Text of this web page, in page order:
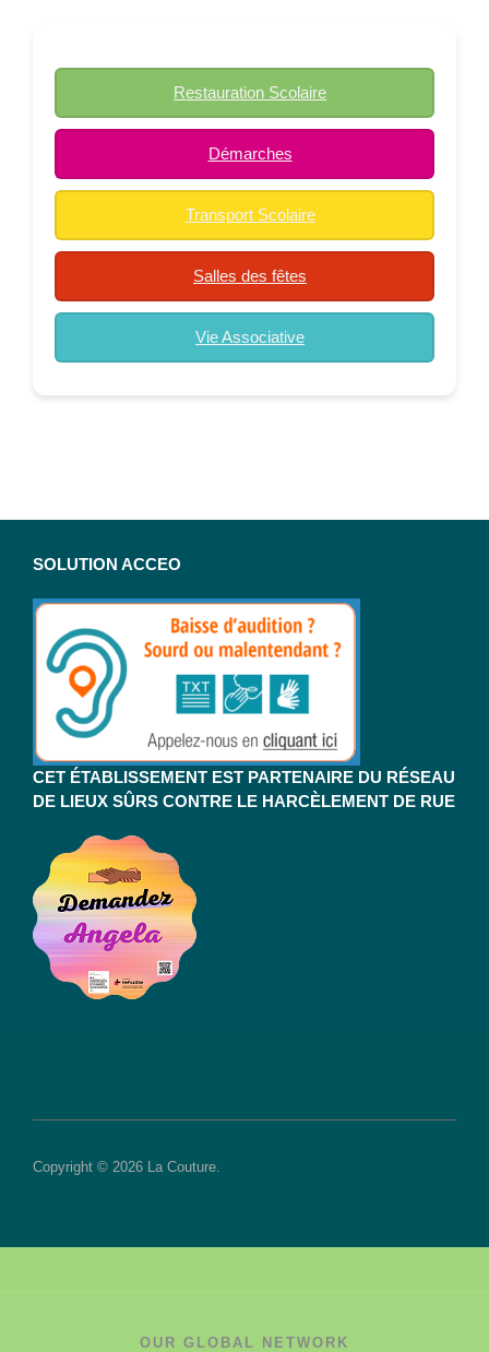
Restauration Scolaire
Démarches
Transport Scolaire
Salles des fêtes
Vie Associative
SOLUTION ACCEO
CET ÉTABLISSEMENT EST PARTENAIRE DU RÉSEAU
DE LIEUX SÛRS CONTRE LE HARCÈLEMENT DE RUE
Copyright © 2026 La Couture.
OUR GLOBAL NETWORK